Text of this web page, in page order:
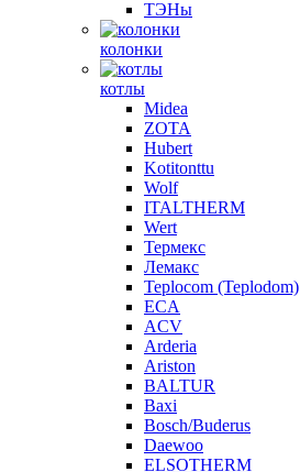
ТЭНы
колонки
котлы
Midea
ZOTA
Hubert
Kotitonttu
Wolf
ITALTHERM
Wert
Термекс
Лемакс
Teplocom (Teplodom)
ECA
ACV
Arderia
Ariston
BALTUR
Baxi
Bosch/Buderus
Daewoo
ELSOTHERM